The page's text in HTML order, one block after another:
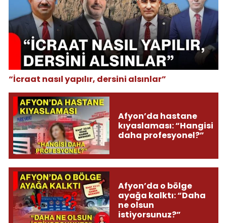
“İcraat nasıl yapılır, dersini alsınlar”
Afyon’da hastane
kıyaslaması: “Hangisi
daha profesyonel?”
Afyon’da o bölge
ayağa kalktı: “Daha
ne olsun
istiyorsunuz?”